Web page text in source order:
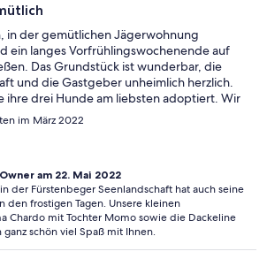
in der gemütlichen Jägerwohnung
ein langes Vorfrühlingswochenende auf
Das Grundstück ist wunderbar, die
und die Gastgeber unheimlich herzlich.
ihre drei Hunde am liebsten adoptiert. Wir
im März 2022
am 22. Mai 2022
der Fürstenbeger Seenlandschaft hat auch seine
den frostigen Tagen. Unsere kleinen
Chardo mit Tochter Momo sowie die Dackeline
ganz schön viel Spaß mit Ihnen.